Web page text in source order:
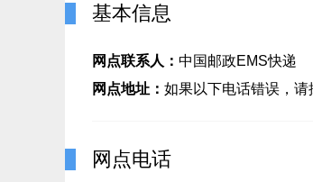
基本信息
网点联系人： 中国邮政EMS快递
网点地址： 如果以下电话错误，
网点电话